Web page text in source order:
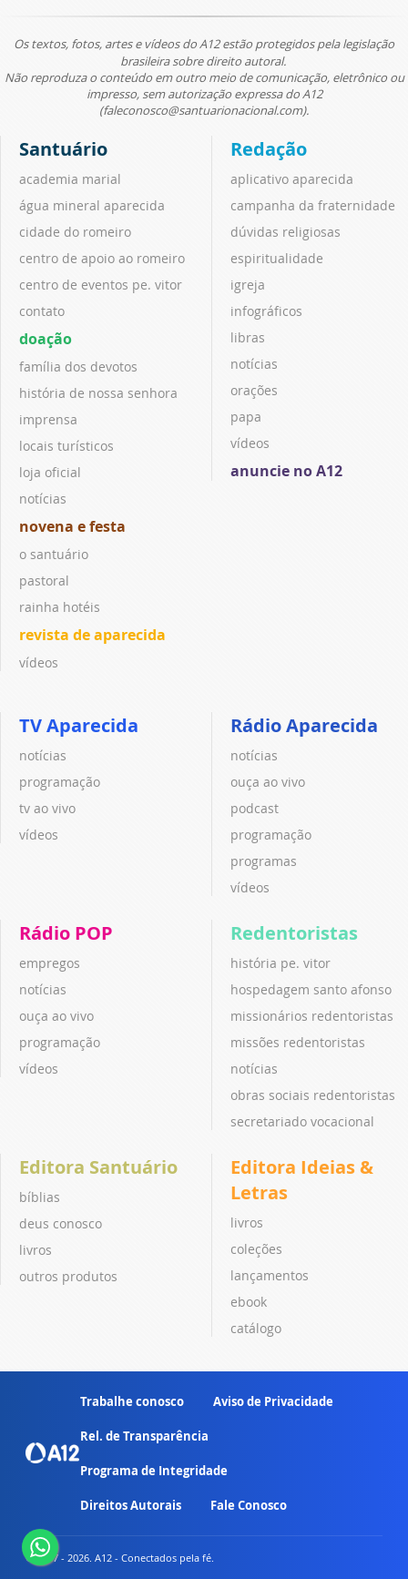
Os textos, fotos, artes e vídeos do A12 estão protegidos pela legislação
brasileira sobre direito autoral.
Não reproduza o conteúdo em outro meio de comunicação, eletrônico ou
impresso, sem autorização expressa do A12
(faleconosco@santuarionacional.com).
Santuário
academia marial
água mineral aparecida
cidade do romeiro
centro de apoio ao romeiro
centro de eventos pe. vitor
contato
doação
família dos devotos
história de nossa senhora
imprensa
locais turísticos
loja oficial
notícias
novena e festa
o santuário
pastoral
rainha hotéis
revista de aparecida
vídeos
Redação
aplicativo aparecida
campanha da fraternidade
dúvidas religiosas
espiritualidade
igreja
infográficos
libras
notícias
orações
papa
vídeos
anuncie no A12
TV Aparecida
notícias
programação
tv ao vivo
vídeos
Rádio Aparecida
notícias
ouça ao vivo
podcast
programação
programas
vídeos
Rádio POP
empregos
notícias
ouça ao vivo
programação
vídeos
Redentoristas
história pe. vitor
hospedagem santo afonso
missionários redentoristas
missões redentoristas
notícias
obras sociais redentoristas
secretariado vocacional
Editora Santuário
bíblias
deus conosco
livros
outros produtos
Editora Ideias &
Letras
livros
coleções
lançamentos
ebook
catálogo
Trabalhe conosco Aviso de Privacidade
Rel. de Transparência
Programa de Integridade
Direitos Autorais Fale Conosco
© 2007 - 2026. A12 - Conectados pela fé.